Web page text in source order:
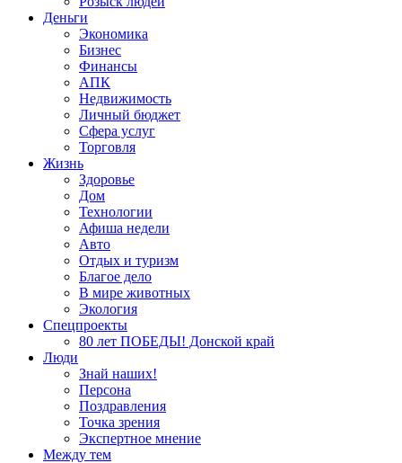
Деньги
Экономика
Бизнес
Финансы
АПК
Недвижимость
Личный бюджет
Сфера услуг
Торговля
Жизнь
Здоровье
Дом
Технологии
Афиша недели
Авто
Отдых и туризм
Благое дело
В мире животных
Экология
Спецпроекты
80 лет ПОБЕДЫ! Донской край
Люди
Знай наших!
Персона
Поздравления
Точка зрения
Экспертное мнение
Между тем